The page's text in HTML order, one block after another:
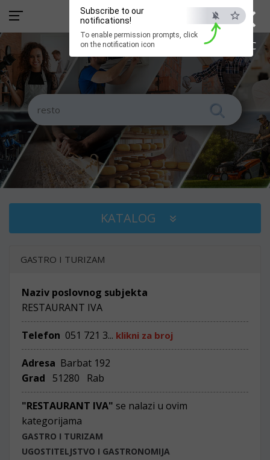
×
ESC
Subscribe to our
notifications!
To enable permission prompts, click
on the notification icon
KATALOG
GASTRO I TURIZAM
Naziv poslovnog subjekta
RESTAURANT IVA
Telefon 051 721 3... klikni za broj
Adresa Barbat 192
Grad
51280 Rab
"RESTAURANT IVA" se nalazi u ovim
kategorijama
GASTRO I TURIZAM
UGOSTITELJSTVO I GASTRONOMIJA